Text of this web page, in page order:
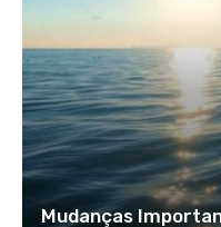
Mudanças